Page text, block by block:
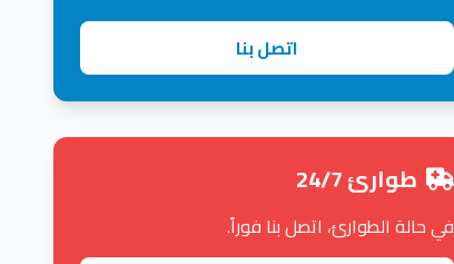
اتصل بنا
طوارئ 24/7
في حالة الطوارئ، اتصل بنا فوراً.